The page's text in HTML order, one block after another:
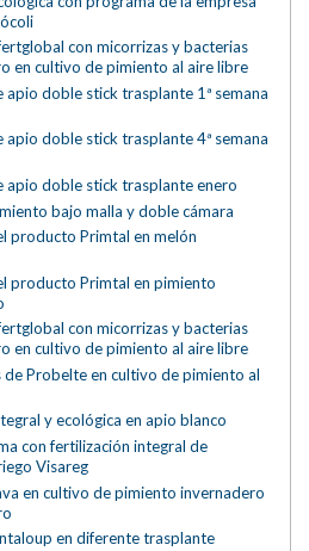
con micorrizas y bacterias
en cultivo de pimiento al aire libre
apio doble stick trasplante 1ª semana
apio doble stick trasplante 4ª semana
apio doble stick trasplante enero
bajo malla y doble cámara
producto Primtal en melón
producto Primtal en pimiento
con micorrizas y bacterias
en cultivo de pimiento al aire libre
Probelte en cultivo de pimiento al
y ecológica en apio blanco
con fertilización integral de
Visareg
en cultivo de pimiento invernadero
en diferente trasplante